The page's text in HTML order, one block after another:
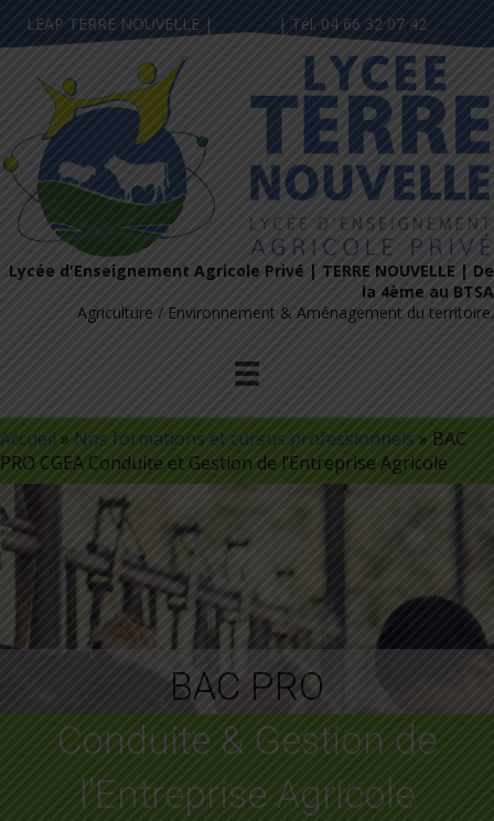
LEAP TERRE NOUVELLE | | Tél. 04 66 32 07 42
Lycée d'Enseignement Agricole Privé | TERRE NOUVELLE | De
la 4ème au BTSA
Agriculture / Environnement & Aménagement du territoire.
Accueil » Nos formations et cursus professionnels » BAC
PRO CGEA Conduite et Gestion de l’Entreprise Agricole
BAC PRO
Conduite & Gestion de
l'Entreprise Agricole